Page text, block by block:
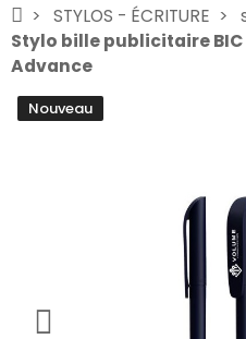
STYLOS - ÉCRITURE
Stylo bille publicitaire BIC
Advance
Nouveau